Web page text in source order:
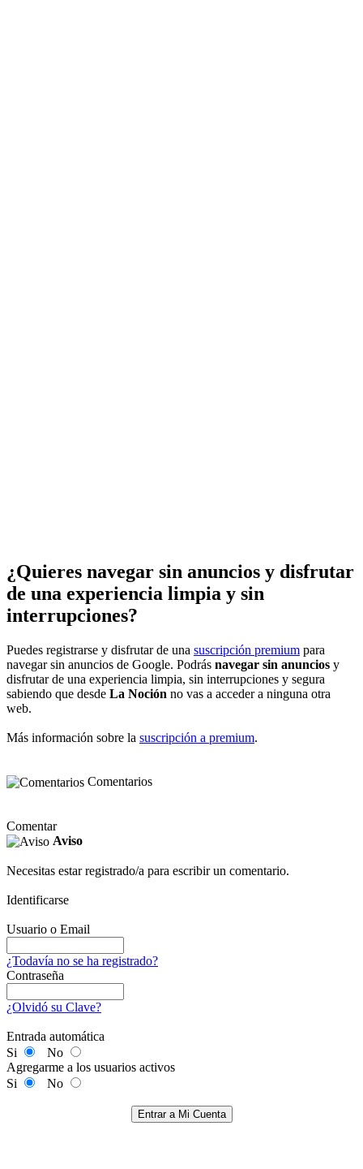
¿Quieres navegar sin anuncios y disfrutar
de una experiencia limpia y sin
interrupciones?
Puedes registrarse y disfrutar de una suscripción premium para
navegar sin anuncios de Google. Podrás navegar sin anuncios y
disfrutar de una experiencia limpia, sin interrupciones y segura
sabiendo que desde La Noción no vas a acceder a ninguna otra
web.
Más información sobre la suscripción a premium.
Comentarios
Comentar
Aviso
Necesitas estar registrado/a para escribir un comentario.
Identificarse
Usuario o Email
¿Todavía no se ha registrado?
Contraseña
¿Olvidó su Clave?
Entrada automática
Si
No
Agregarme a los usuarios activos
Si
No
Entrar a Mi Cuenta